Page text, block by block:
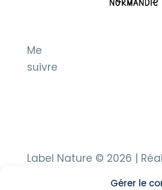
Gérer le
Me
suivre
Label Nature © 2026 |
Mentions